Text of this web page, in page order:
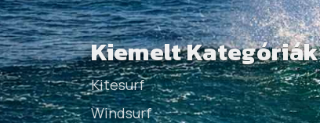
Kiemelt Kategóriák
Kitesurf
Windsurf